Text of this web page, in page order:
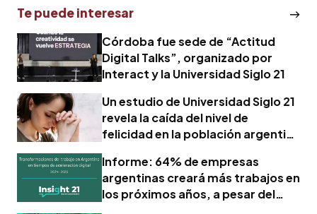
Te puede interesar
Córdoba fue sede de “Actitud
Digital Talks”, organizado por
Interact y la Universidad Siglo 21
Un estudio de Universidad Siglo 21
revela la caída del nivel de
felicidad en la población argentina
Informe: 64% de empresas
argentinas creará más trabajos en
los próximos años, a pesar del